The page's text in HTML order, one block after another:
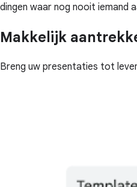
dingen waar nog nooit iemand
Makkelijk
Breng uw presentaties tot